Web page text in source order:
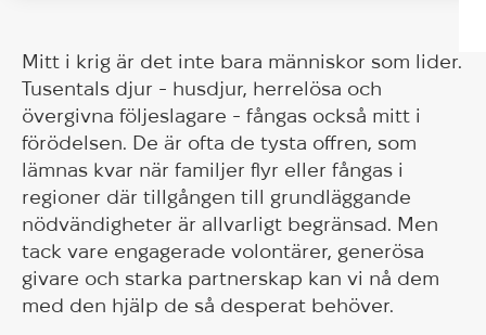
Mitt i krig är det inte bara människor som lider.
Tusentals djur - husdjur, herrelösa och
övergivna följeslagare - fångas också mitt i
förödelsen. De är ofta de tysta offren, som
lämnas kvar när familjer flyr eller fångas i
regioner där tillgången till grundläggande
nödvändigheter är allvarligt begränsad. Men
tack vare engagerade volontärer, generösa
givare och starka partnerskap kan vi nå dem
med den hjälp de så desperat behöver.